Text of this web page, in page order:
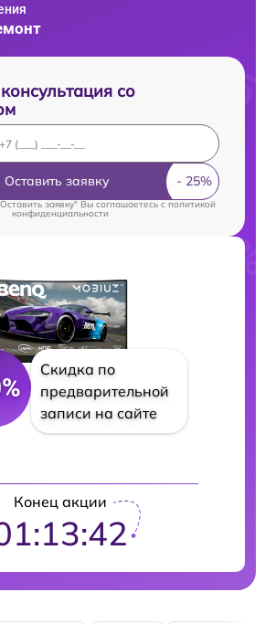
со
Оставить заявку
заявку" Вы соглашаетесь cполитикой
конфиденциальности
Скидка по
предварительной
записи на сайте
Конец акции